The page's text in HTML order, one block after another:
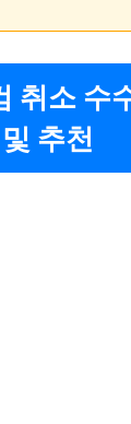
취소 수
추천